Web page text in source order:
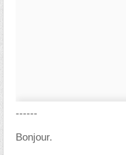
------
Bonjour.